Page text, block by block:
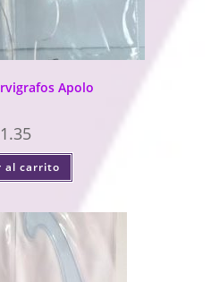
Apolo
1.35
al carrito